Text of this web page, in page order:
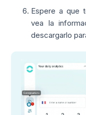
Espere a que
vea la
descargarlo